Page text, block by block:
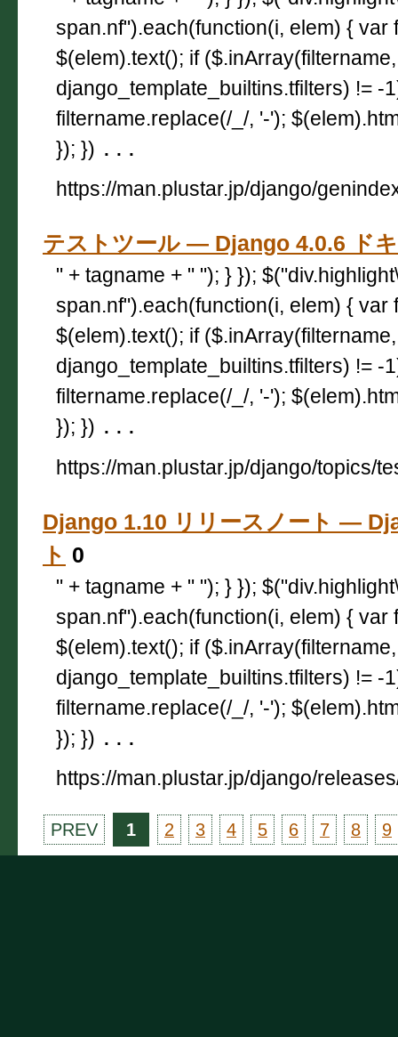
span.nf").each(function(i, elem) { var
$(elem).text(); if ($.inArray(filtername,
django_template_builtins.tfilters) != -
filtername.replace(/_/, '-');
}); }) ...
https://man.plustar.jp/django/
テストツール — Django 4.0.6 ド
" + tagname + " "); } });
span.nf").each(function(i, elem) { var
$(elem).text(); if ($.inArray(filtername,
django_template_builtins.tfilters) != -
filtername.replace(/_/, '-');
}); }) ...
https://man.plustar.jp/django/topics/
Django 1.10 リリースノート —
ト 0
" + tagname + " "); } });
span.nf").each(function(i, elem) { var
$(elem).text(); if ($.inArray(filtername,
django_template_builtins.tfilters) != -
filtername.replace(/_/, '-');
}); }) ...
https://man.plustar.jp/django/
PREV 1 2 3 4 5 6 7 8 9